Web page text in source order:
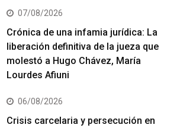
07/08/2026
Crónica de una infamia jurídica: La
liberación definitiva de la jueza que
molestó a Hugo Chávez, María
Lourdes Afiuni
06/08/2026
Crisis carcelaria y persecución en